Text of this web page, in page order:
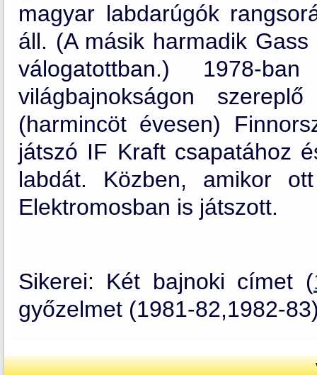
magyar labdarúgók
áll. (A másik harmadik
válogatottban.) 1978-
világbajnokságon
(harmincöt évesen)
játszó IF Kraft csapatához
labdát. Közben, amikor
Elektromosban is játszott.
Sikerei: Két bajnoki címet (
győzelmet (1981-82,1982-